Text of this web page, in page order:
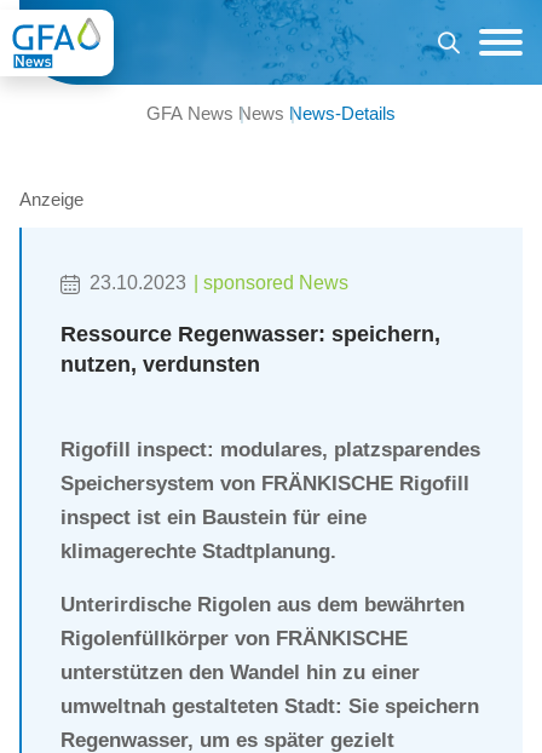
GFA News News News-Details
Anzeige
23.10.2023
Ressource Regenwasser: speichern,
nutzen, verdunsten
Rigofill inspect: modulares, platzsparendes
Speichersystem von FRÄNKISCHE Rigofill
inspect ist ein Baustein für eine
klimagerechte Stadtplanung.
Unterirdische Rigolen aus dem bewährten
Rigolenfüllkörper von FRÄNKISCHE
unterstützen den Wandel hin zu einer
umweltnah gestalteten Stadt: Sie speichern
Regenwasser, um es später gezielt